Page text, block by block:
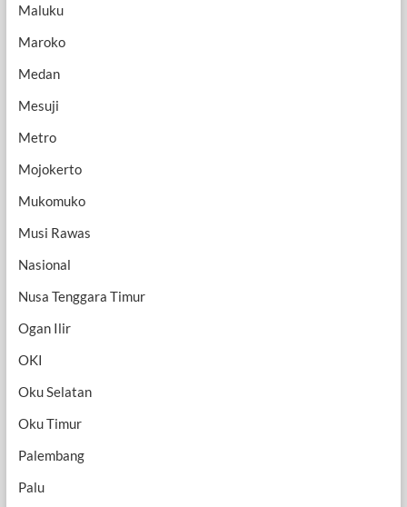
Maluku
Maroko
Medan
Mesuji
Metro
Mojokerto
Mukomuko
Musi Rawas
Nasional
Nusa Tenggara Timur
Ogan Ilir
OKI
Oku Selatan
Oku Timur
Palembang
Palu